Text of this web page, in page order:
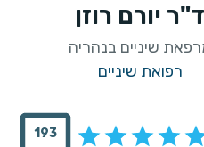
ד"ר יורם רוזן
שיניים בנהריה
רפואת שיניים
193